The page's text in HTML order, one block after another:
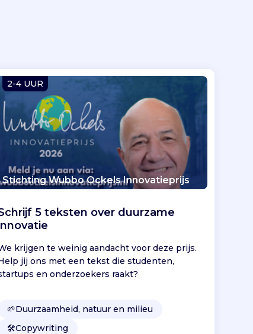
2-4 UUR
Stichting Wubbo Ockels Innovatieprijs
5 teksten over duurzame
krijgen te weinig aandacht voor deze prijs.
jij ons met een tekst die studenten,
en onderzoekers raakt?
🌱Duurzaamheid, natuur en milieu
🛠️Copywriting